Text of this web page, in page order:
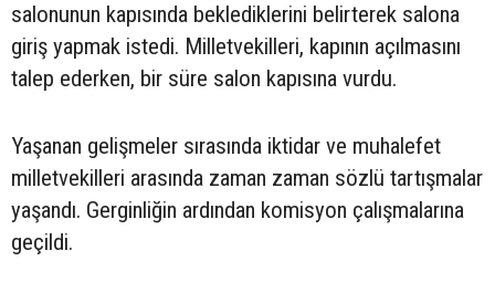
salonunun kapısında beklediklerini belirterek salona
giriş yapmak istedi. Milletvekilleri, kapının açılmasını
talep ederken, bir süre salon kapısına vurdu.
Yaşanan gelişmeler sırasında iktidar ve muhalefet
milletvekilleri arasında zaman zaman sözlü tartışmalar
yaşandı. Gerginliğin ardından komisyon çalışmalarına
geçildi.